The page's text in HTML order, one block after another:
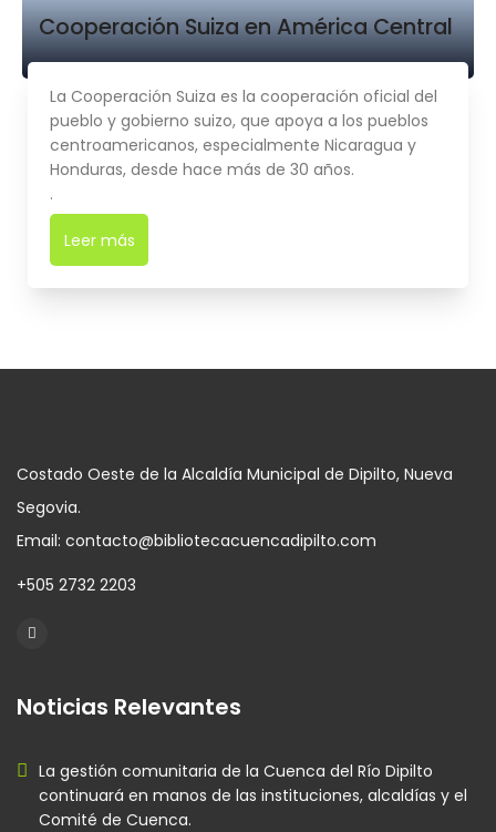
Cooperación Suiza en América Central
La Cooperación Suiza es la cooperación oficial del
pueblo y gobierno suizo, que apoya a los pueblos
centroamericanos, especialmente Nicaragua y
Honduras, desde hace más de 30 años.
.
Leer más
Costado Oeste de la Alcaldía Municipal de Dipilto, Nueva
Segovia.
Email: contacto@bibliotecacuencadipilto.com
+505 2732 2203
Noticias Relevantes
La gestión comunitaria de la Cuenca del Río Dipilto
continuará en manos de las instituciones, alcaldías y el
Comité de Cuenca.